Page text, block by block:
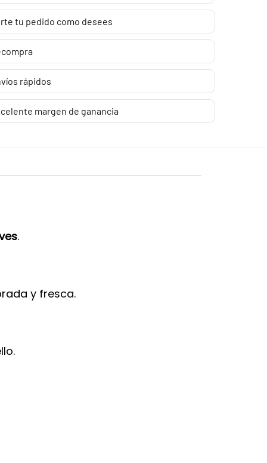
tu pedido como desees
rápidos
margen de ganancia
.
y fresca.